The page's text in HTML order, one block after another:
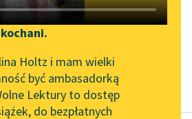
Zgłoś brak utworu
Narzędzia
Mapa Wolnych Lektur
Holtz i mam wielki
być ambasadorką
Lektury to dostęp
do bezpłatnych
Karpiński